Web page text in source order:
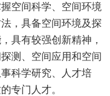
空间科学、空间环境
，具备空间环境及探
具有较强创新精神，
测、空间应用和空间
科学研究、人才培
专门人才。